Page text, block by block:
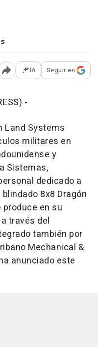
Abrir opciones para
IA Seguir en
-
Land Systems
militares en
y
Sistemas,
dedicado a
8x8 Dragón
en su
través del
también por
Mechanical &
anunciado este